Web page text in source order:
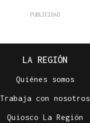
LA REGIÓN
Quiénes somos
Trabaja con nosotros
Quiosco La Región